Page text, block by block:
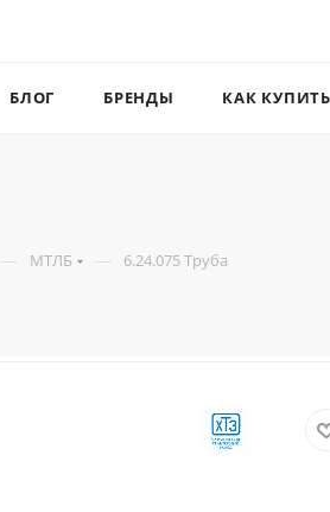
БЛОГ БРЕНДЫ КАК КУПИТЬ
— МТЛБ — 6.24.075 Труба